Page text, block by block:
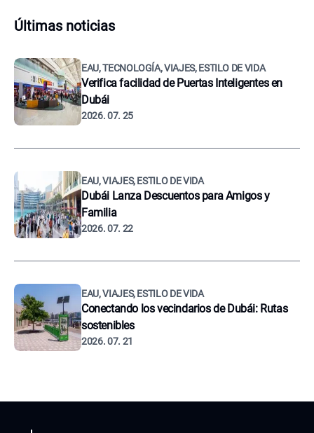
Últimas noticias
EAU, TECNOLOGÍA, VIAJES, ESTILO DE VIDA
Verifica facilidad de Puertas Inteligentes en
Dubái
2026. 07. 25
EAU, VIAJES, ESTILO DE VIDA
Dubái Lanza Descuentos para Amigos y
Familia
2026. 07. 22
EAU, VIAJES, ESTILO DE VIDA
Conectando los vecindarios de Dubái: Rutas
sostenibles
2026. 07. 21